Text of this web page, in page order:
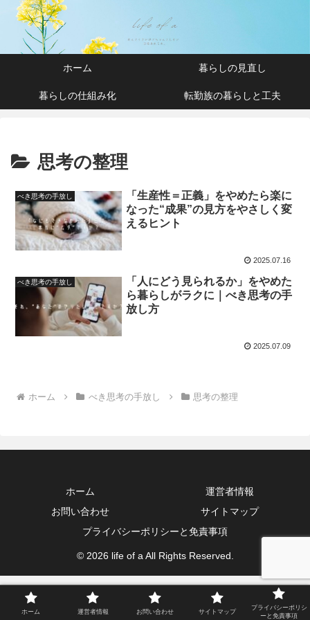
ホーム 暮らしの見直し
暮らしの仕組み化 転勤族の暮らしと工夫
思考の整理
べき思考の手放し
「生産性＝正義」をやめたら楽に
なった“成果”の見方をやさしく変
えるヒント
2025.07.16
べき思考の手放し
「人にどう見られるか」をやめた
ら暮らしがラクに｜べき思考の手
放し方
2025.07.09
ホーム べき思考の手放し 思考の整理
ホーム
運営者情報
お問い合わせ
サイトマップ
プライバシーポリシーと免責事項
© 2026 life of a All Rights Reserved.
ホーム 運営者情報 お問い合わせ サイトマップ
プライバシーポリシ
ーと免責事項